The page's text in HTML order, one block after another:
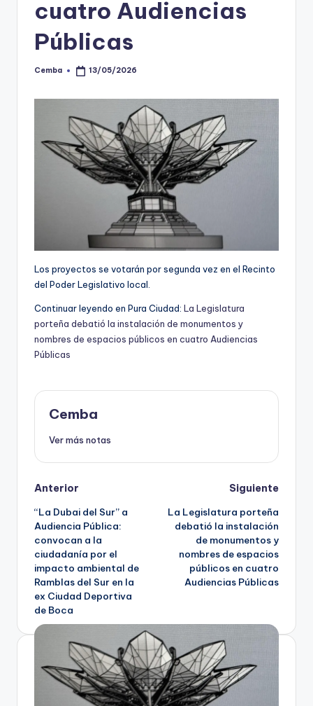
cuatro Audiencias
Públicas
Posted
Cemba 13/05/2026
Los proyectos se votarán por segunda vez en el Recinto
del Poder Legislativo local.
Continuar leyendo en Pura Ciudad: La Legislatura
porteña debatió la instalación de monumentos y
nombres de espacios públicos en cuatro Audiencias
Públicas
Cemba
Ver más notas
Post
navigation
Anterior
“La Dubai del Sur” a
Audiencia Pública:
convocan a la
ciudadanía por el
impacto ambiental de
Ramblas del Sur en la
ex Ciudad Deportiva
de Boca
Siguiente
La Legislatura porteña
debatió la instalación
de monumentos y
nombres de espacios
públicos en cuatro
Audiencias Públicas